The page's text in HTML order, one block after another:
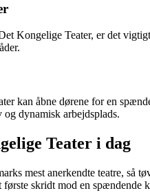
Kongelige Teater, er det
kan åbne dørene for en
dynamisk arbejdsplads.
Teater i dag
mest anerkendte teatre,
skridt mod en spændende